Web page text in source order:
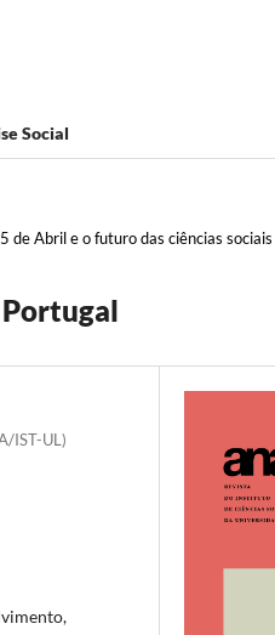
Social
de Abril e o futuro das ciências sociais
IST-UL)